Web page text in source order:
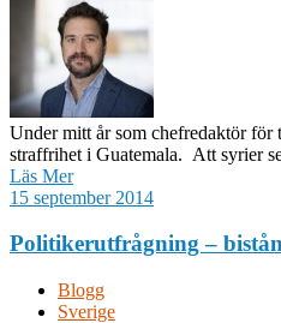
Under mitt år som chefredaktör
straffrihet i Guatemala. Att syrier
Läs Mer
15 september 2014
Politikerutfrågning –
Blogg
Sverige